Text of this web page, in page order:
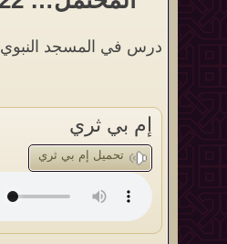
درس في المسجد النبوي
إم بي ثري
تحميل إم بي ثري